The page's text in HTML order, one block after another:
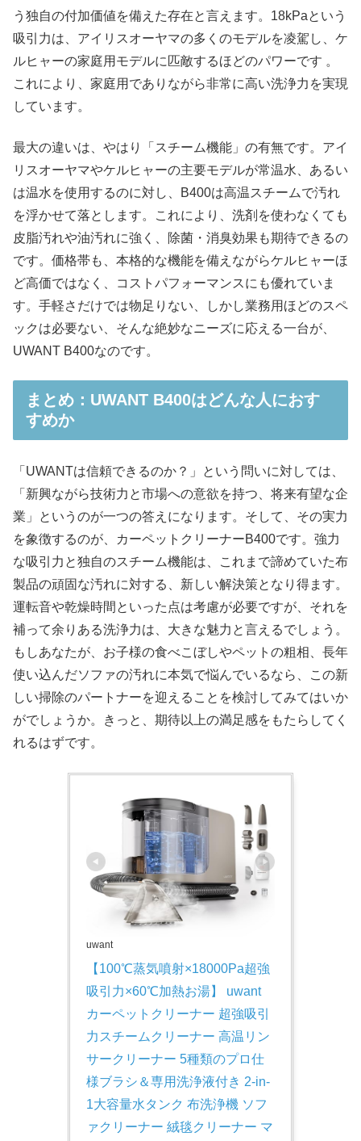
う独自の付加価値を備えた存在と言えます。18kPaという
吸引力は、アイリスオーヤマの多くのモデルを凌駕し、ケ
ルヒャーの家庭用モデルに匹敵するほどのパワーです 。
これにより、家庭用でありながら非常に高い洗浄力を実現
しています。​
最大の違いは、やはり「スチーム機能」の有無です。アイ
リスオーヤマやケルヒャーの主要モデルが常温水、あるい
は温水を使用するのに対し、B400は高温スチームで汚れ
を浮かせて落とします。これにより、洗剤を使わなくても
皮脂汚れや油汚れに強く、除菌・消臭効果も期待できるの
です。価格帯も、本格的な機能を備えながらケルヒャーほ
ど高価ではなく、コストパフォーマンスにも優れていま
す。手軽さだけでは物足りない、しかし業務用ほどのスペ
ックは必要ない、そんな絶妙なニーズに応える一台が、
UWANT B400なのです。
まとめ：UWANT B400はどんな人におす
すめか
「UWANTは信頼できるのか？」という問いに対しては、
「新興ながら技術力と市場への意欲を持つ、将来有望な企
業」というのが一つの答えになります。そして、その実力
を象徴するのが、カーペットクリーナーB400です。強力
な吸引力と独自のスチーム機能は、これまで諦めていた布
製品の頑固な汚れに対する、新しい解決策となり得ます。
運転音や乾燥時間といった点は考慮が必要ですが、それを
補って余りある洗浄力は、大きな魅力と言えるでしょう。
もしあなたが、お子様の食べこぼしやペットの粗相、長年
使い込んだソファの汚れに本気で悩んでいるなら、この新
しい掃除のパートナーを迎えることを検討してみてはいか
がでしょうか。きっと、期待以上の満足感をもたらしてく
れるはずです。
uwant
【100℃蒸気噴射×18000Pa超強
吸引力×60℃加熱お湯】 uwant
カーペットクリーナー 超強吸引
力スチームクリーナー 高温リン
サークリーナー 5種類のプロ仕
様ブラシ＆専用洗浄液付き 2-in-
1大容量水タンク 布洗浄機 ソフ
ァクリーナー 絨毯クリーナー マ